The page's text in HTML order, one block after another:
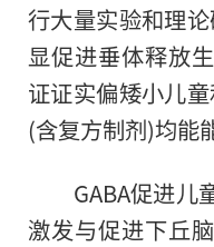
行大量实验和理
显促进垂体释放
证证实偏矮小儿
(含复方制剂)均能
GABA促进儿
激发与促进下丘